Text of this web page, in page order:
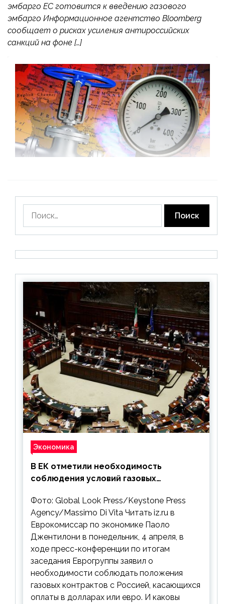
эмбарго ЕС готовится к введению газового
эмбарго Информационное агентство Bloomberg
сообщает о рисках усиления антироссийских
санкций на фоне […]
Экономика
В ЕК отметили необходимость
соблюдения условий газовых
Фото: Global Look Press/Keystone Press
Agency/Massimo Di Vita Читать iz.ru в
Еврокомиссар по экономике Паоло
Джентилони в понедельник, 4 апреля, в
ходе пресс-конференции по итогам
заседания Еврогруппы заявил о
необходимости соблюдать положения
газовых контрактов с Россией, касающихся
оплаты в долларах или евро. И каковы